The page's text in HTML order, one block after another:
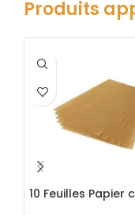
Produits
10 Feuilles Papier